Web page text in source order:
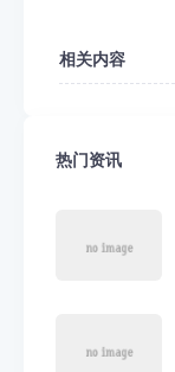
相关内容
热门资讯